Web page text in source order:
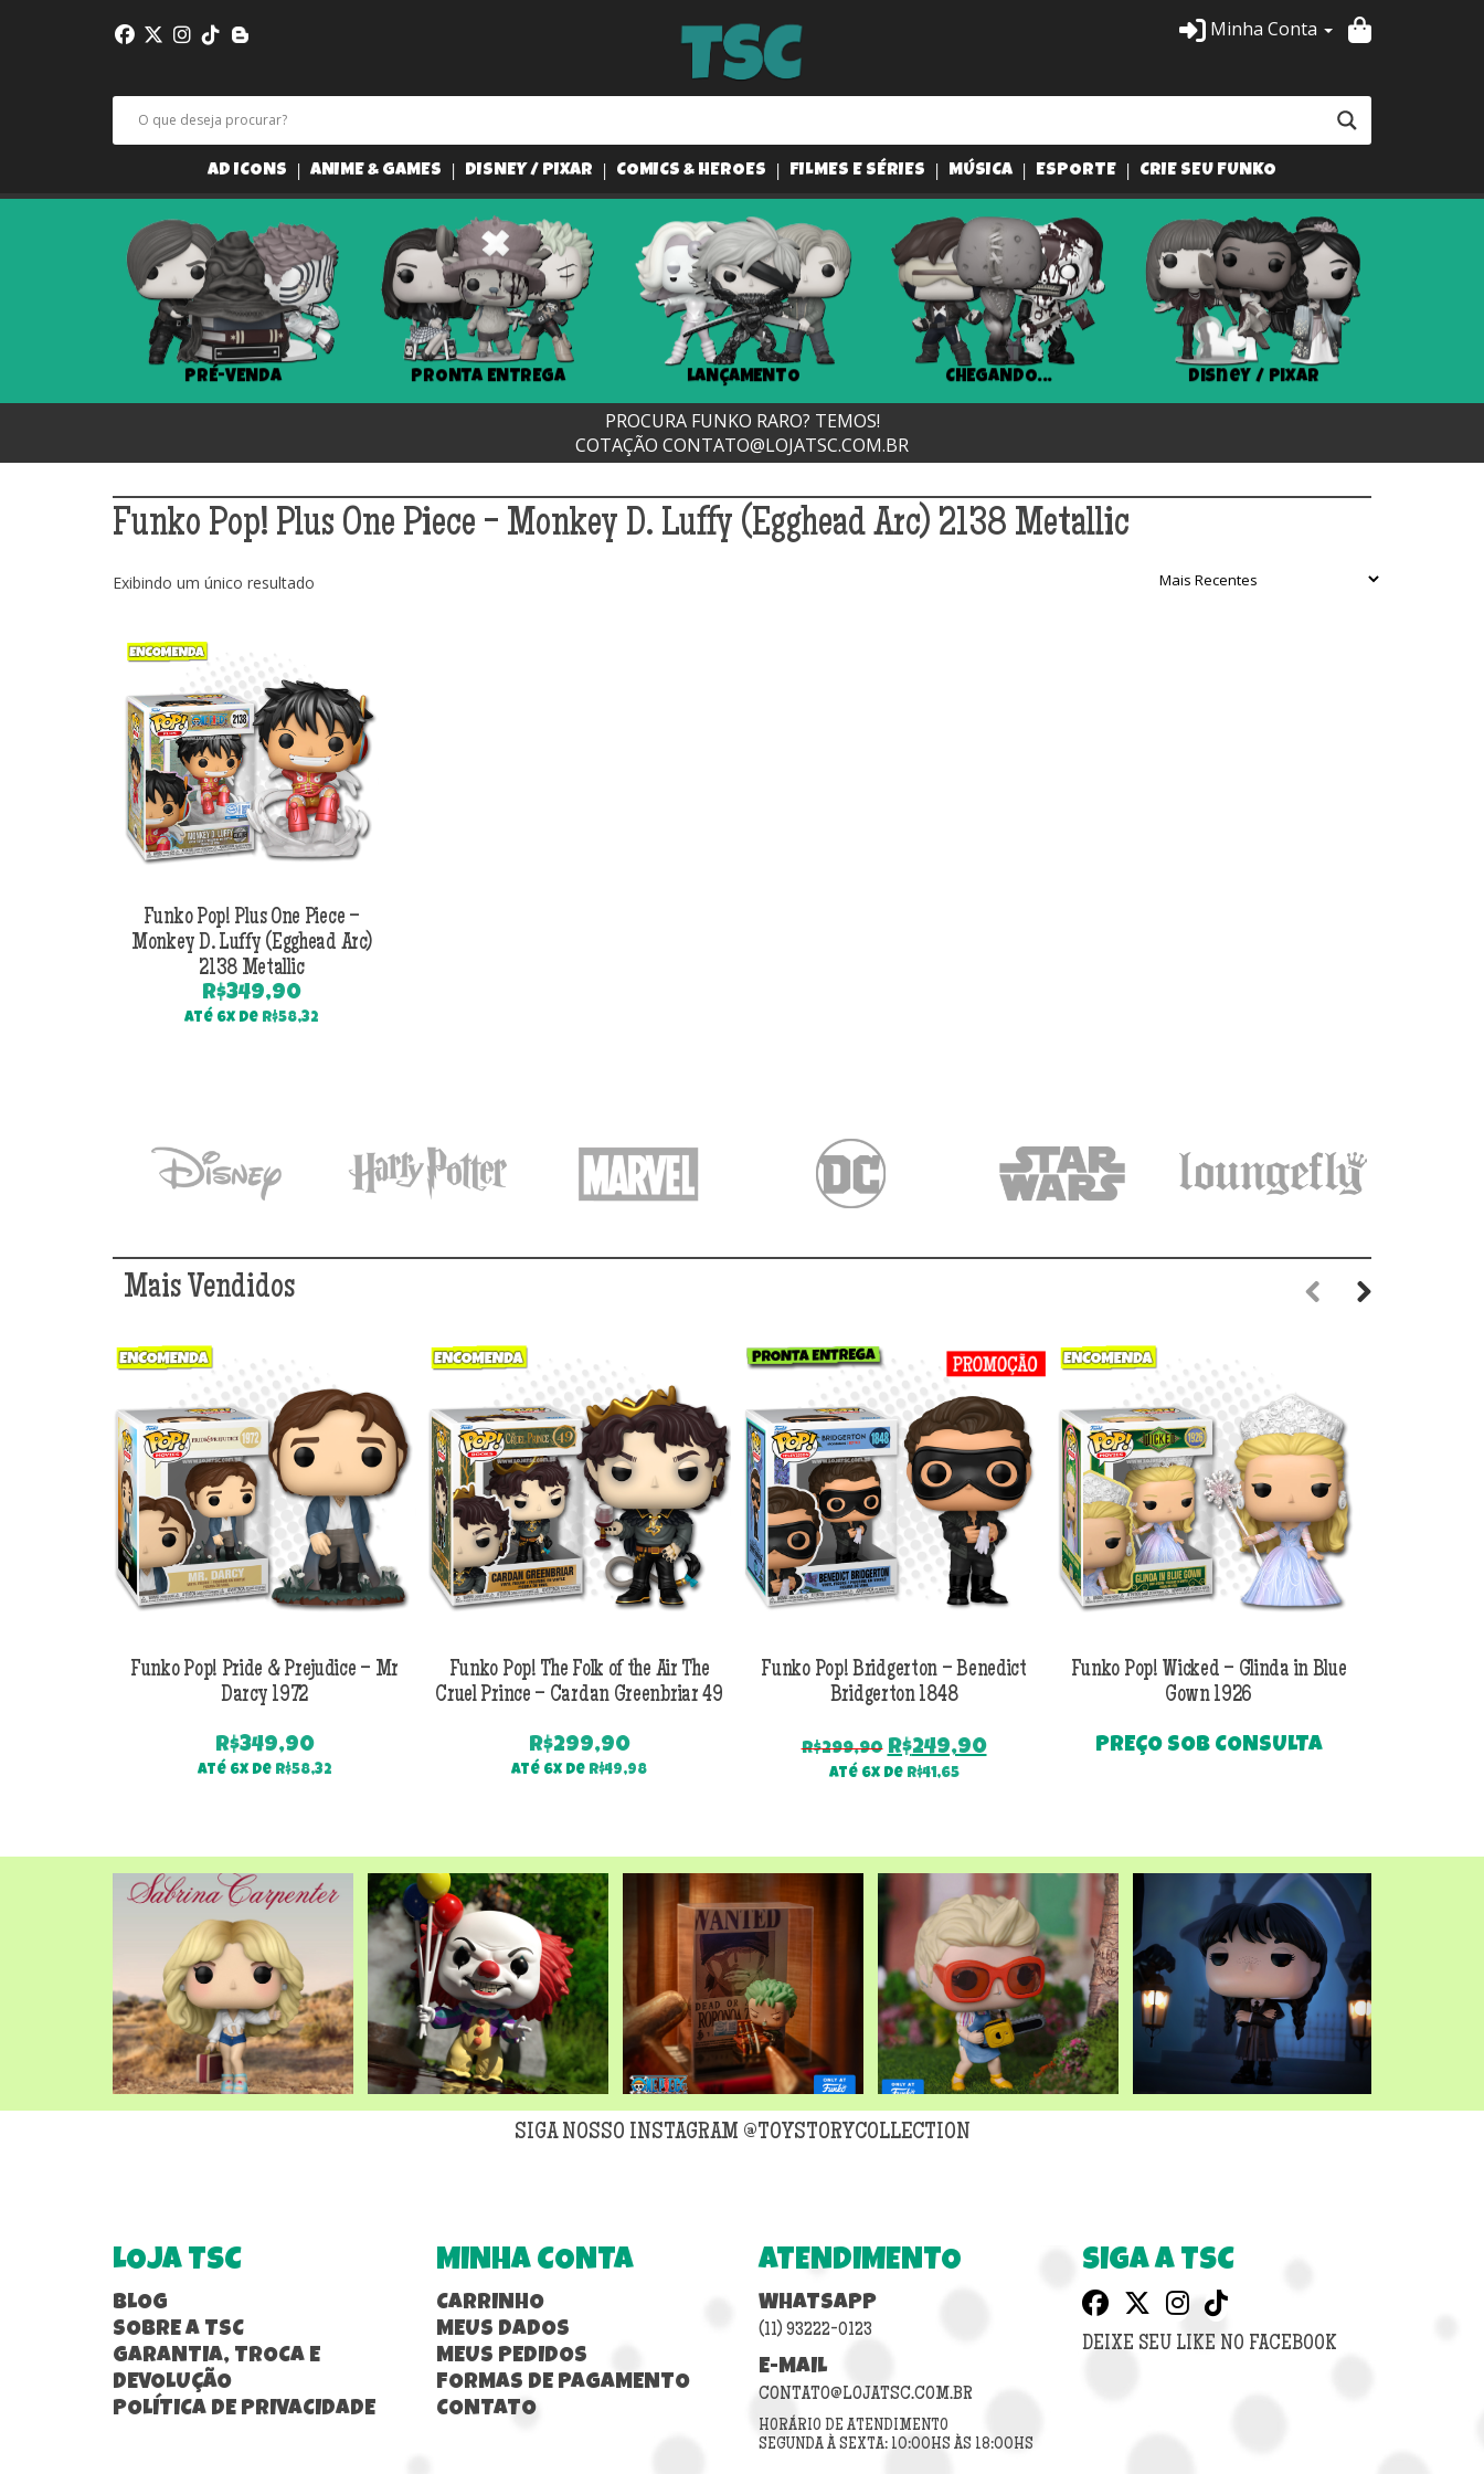
Minha Conta
AD ICONS ANIME & GAMES DISNEY / PIXAR COMICS & HEROES FILMES E SÉRIES MÚSICA ESPORTE CRIE SEU FUNKO
PRÉ-VENDA PRONTA ENTREGA LANÇAMENTO CHEGANDO... Disney / Pixar
PROCURA FUNKO RARO? TEMOS!
COTAÇÃO CONTATO@LOJATSC.COM.BR
Funko Pop! Plus One Piece - Monkey D. Luffy (Egghead Arc) 2138 Metallic
Exibindo um único resultado
Funko Pop! Plus One Piece –
Monkey D. Luffy (Egghead Arc)
2138 Metallic
R$349,90
Até 6x de R$58,32
Mais Vendidos
Funko Pop! Pride & Prejudice – Mr
Darcy 1972
R$349,90
Até 6x de R$58,32
Funko Pop! The Folk of the Air The
Cruel Prince – Cardan Greenbriar 49
R$299,90
Até 6x de R$49,98
Funko Pop! Bridgerton – Benedict
Bridgerton 1848
R$299,90 O
preço
R$249,90O
Até 6x de R$41,65
Funko Pop! Wicked – Glinda in Blue
Gown 1926
PREÇO SOB CONSULTA
SIGA NOSSO INSTAGRAM @TOYSTORYCOLLECTION
LOJA TSC
BLOG
SOBRE A TSC
GARANTIA, TROCA E
DEVOLUÇÃO
POLÍTICA DE PRIVACIDADE
MINHA CONTA
CARRINHO
MEUS DADOS
MEUS PEDIDOS
FORMAS DE PAGAMENTO
CONTATO
ATENDIMENTO
WHATSAPP
(11) 93222-0123
E-MAIL
CONTATO@LOJATSC.COM.BR
HORÁRIO DE ATENDIMENTO
SEGUNDA À SEXTA: 10:00HS ÀS 18:00HS
SIGA A TSC
DEIXE SEU LIKE NO FACEBOOK